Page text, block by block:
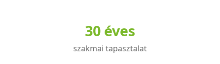
30 éves
szakmai tapasztalat